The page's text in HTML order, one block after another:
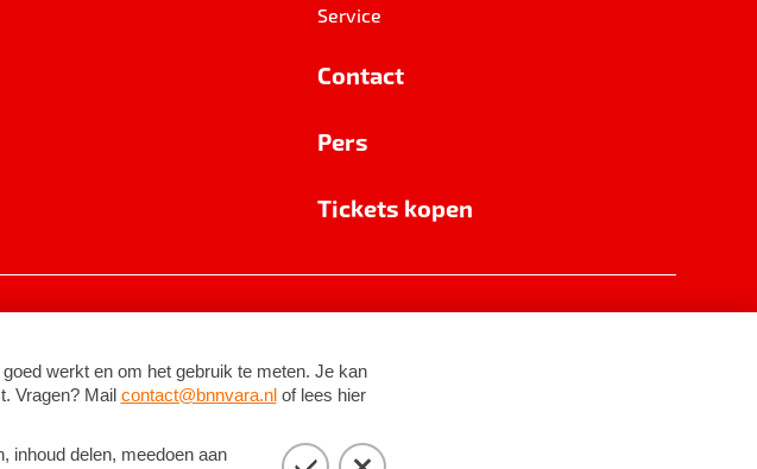
Service
Contact
Pers
Tickets kopen